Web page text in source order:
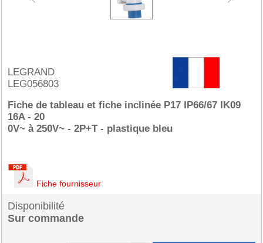
LEGRAND
LEG056803
Fiche de tableau et fiche inclinée P17 IP66/67 IK09
16A - 20
0V~ à 250V~ - 2P+T - plastique bleu
Fiche fournisseur
Disponibilité
Sur commande